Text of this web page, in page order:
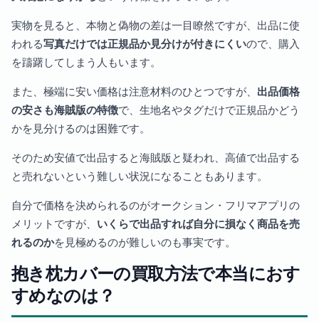
実物を見ると、本物と偽物の差は一目瞭然ですが、出品に使
われる写真だけでは正規品か見分けが付きにくいので、購入
を躊躇してしまう人もいます。
また、極端に安い価格は注意材料のひとつですが、 出品価格
の安さも海賊版の特徴で、生地名やタグだけで正規品かどう
かを見分けるのは困難です。
そのため安値で出品すると海賊版と疑われ、高値で出品する
と売れないという難しい状況になることもあります。
自分で価格を決められるのがオークション・フリマアプリの
メリットですが、 いくらで出品すれば自分に損なく商品を売
れるのかを見極めるのが難しいのも事実です。
抱き枕カバーの買取方法で本当におす
すめなのは？